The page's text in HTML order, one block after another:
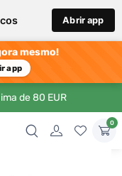
Abrir app
mesmo!
app
de 80 EUR
0